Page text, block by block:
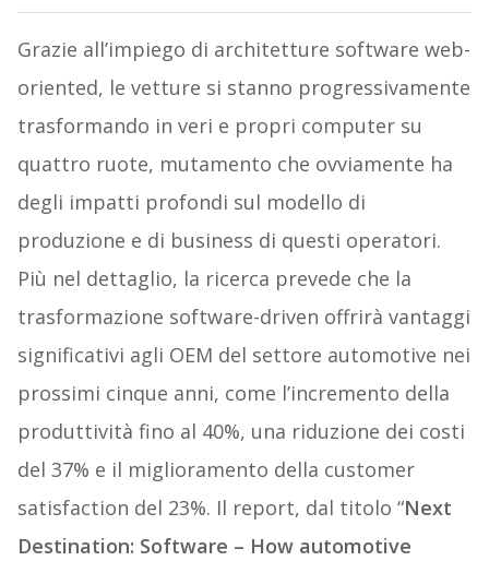
Grazie all’impiego di architetture software web-
oriented, le vetture si stanno progressivamente
trasformando in veri e propri computer su
quattro ruote, mutamento che ovviamente ha
degli impatti profondi sul modello di
produzione e di business di questi operatori.
Più nel dettaglio, la ricerca prevede che la
trasformazione software-driven offrirà vantaggi
significativi agli OEM del settore automotive nei
prossimi cinque anni, come l’incremento della
produttività fino al 40%, una riduzione dei costi
del 37% e il miglioramento della customer
satisfaction del 23%. Il report, dal titolo “Next
Destination: Software – How automotive